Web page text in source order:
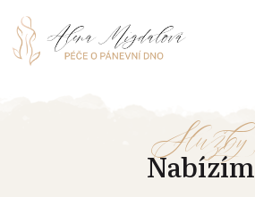
Služby
Nabízím